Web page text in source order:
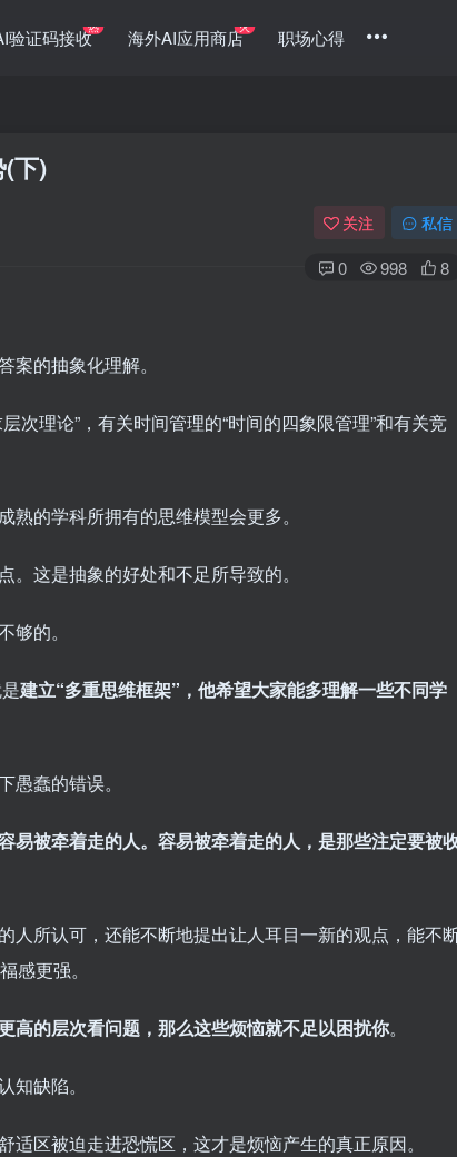
验证码接收热 海外AI应用商店火 职场心得
下)
关注 私信
0 998 8
的抽象化理解。
次理论”，有关时间管理的“时间的四象限管理”和有关竞
的学科所拥有的思维模型会更多。
这是抽象的好处和不足所导致的。
的。
建立“多重思维框架”，他希望大家能多理解一些不同学
蠢的错误。
易被牵着走的人。容易被牵着走的人，是那些注定要被
人所认可，还能不断地提出让人耳目一新的观点，能不
感更强。
高的层次看问题，那么这些烦恼就不足以困扰你。
缺陷。
区被迫走进恐慌区，这才是烦恼产生的真正原因。